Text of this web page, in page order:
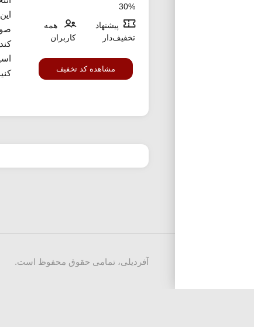
%30
پیشنهاد
تخفیف‌دار
همه
کاربران
مشاهده کد تخفیف
آفردیلی، تمامی حقوق محفوظ است.